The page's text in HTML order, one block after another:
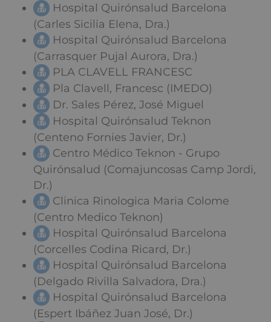
Hospital Quirónsalud Barcelona
(Carles Sicilia Elena, Dra.)
Hospital Quirónsalud Barcelona
(Carrasquer Pujal Aurora, Dra.)
PLA CLAVELL FRANCESC
Pla Clavell, Francesc (IMEDO)
Dr. Sales Pérez, José Miguel
Hospital Quirónsalud Teknon
(Centeno Fornies Javier, Dr.)
Centro Médico Teknon - Grupo
Quirónsalud (Comajuncosas Camp Jordi,
Dr.)
Clinica Rinologica Maria Colome
(Centro Medico Teknon)
Hospital Quirónsalud Barcelona
(Corcelles Codina Ricard, Dr.)
Hospital Quirónsalud Barcelona
(Delgado Rivilla Salvadora, Dra.)
Hospital Quirónsalud Barcelona
(Espert Ibáñez Juan José, Dr.)